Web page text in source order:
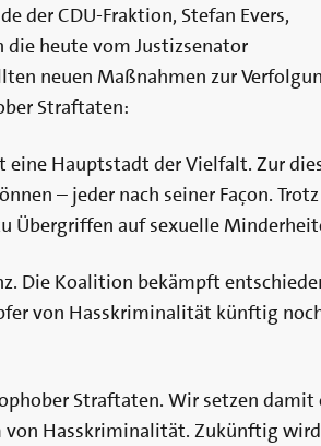
der CDU-Fraktion, Stefan Evers,
die heute vom Justizsenator
neuen Maßnahmen zur
Straftaten:
eine Hauptstadt der Vielfalt. Zur
– jeder nach seiner Façon. Trotz
Übergriffen auf sexuelle
Die Koalition bekämpft
von Hasskriminalität künftig
Straftaten. Wir setzen damit
von Hasskriminalität. Zukünftig